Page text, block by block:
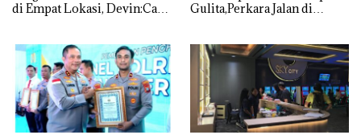
di Empat Lokasi, Devin:Cari
Gulita,Perkara Jalan di